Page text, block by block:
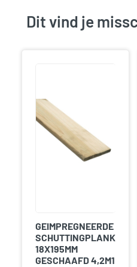
Dit vind je
GEIMPREGNEERDE
SCHUTTINGPLANK
18X195MM
GESCHAAFD 4,2M1